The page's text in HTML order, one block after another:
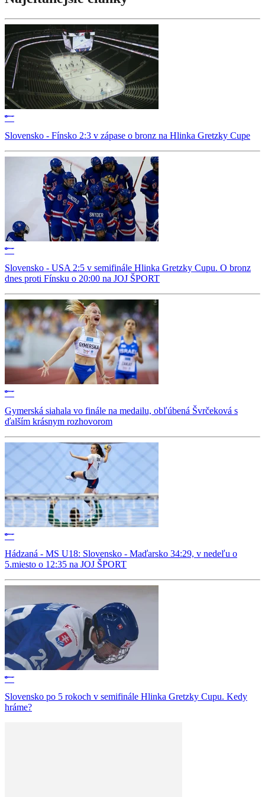
Slovensko - Fínsko 2:3 v zápase o bronz na Hlinka Gretzky Cupe
Slovensko - USA 2:5 v semifinále Hlinka Gretzky Cupu. O bronz
dnes proti Fínsku o 20:00 na JOJ ŠPORT
Gymerská siahala vo finále na medailu, obľúbená Švrčeková s
ďalším krásnym rozhovorom
Hádzaná - MS U18: Slovensko - Maďarsko 34:29, v nedeľu o
5.miesto o 12:35 na JOJ ŠPORT
Slovensko po 5 rokoch v semifinále Hlinka Gretzky Cupu. Kedy
hráme?